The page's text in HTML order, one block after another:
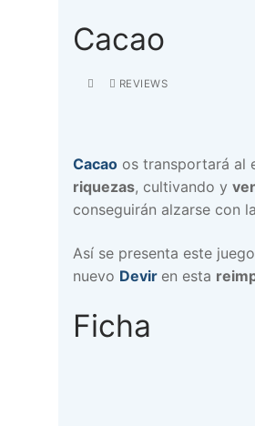
Cacao
REVIEWS
Cacao os transportará al
riquezas, cultivando y
conseguirán alzarse con la
Así se presenta este
nuevo Devir en esta
Ficha